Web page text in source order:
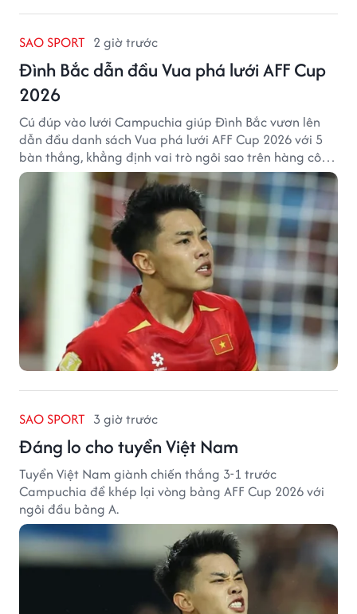
SAO SPORT 2 giờ trước
Đình Bắc dẫn đầu Vua phá lưới AFF Cup
2026
Cú đúp vào lưới Campuchia giúp Đình Bắc vươn lên
dẫn đầu danh sách Vua phá lưới AFF Cup 2026 với 5
bàn thắng, khẳng định vai trò ngôi sao trên hàng công
tuyển Việt Nam.
SAO SPORT 3 giờ trước
Đáng lo cho tuyển Việt Nam
Tuyển Việt Nam giành chiến thắng 3-1 trước
Campuchia để khép lại vòng bảng AFF Cup 2026 với
ngôi đầu bảng A.